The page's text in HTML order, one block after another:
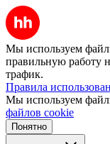
Мы используем
правильную работу
трафик.
Правила
Мы используем
файлов cookie
Понятно